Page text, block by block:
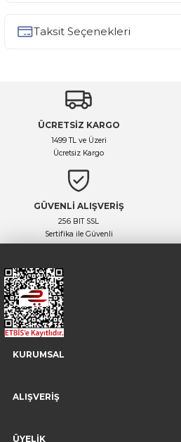
Taksit Seçenekleri
ÜCRETSİZ KARGO
1499 TL ve Üzeri
Ücretsiz Kargo
GÜVENLİ ALIŞVERİŞ
256 BIT SSL
Sertifika ile Güvenli
KURUMSAL
ALIŞVERİŞ
ÜYELİK